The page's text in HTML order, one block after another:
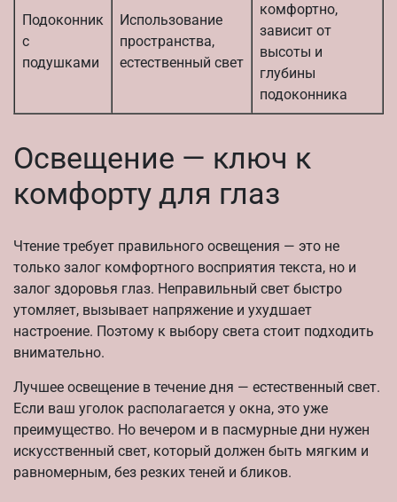
Подоконник
с
подушками
Использование
пространства,
естественный свет
комфортно,
зависит от
высоты и
глубины
подоконника
Освещение — ключ к
комфорту для глаз
Чтение требует правильного освещения — это не
только залог комфортного восприятия текста, но и
залог здоровья глаз. Неправильный свет быстро
утомляет, вызывает напряжение и ухудшает
настроение. Поэтому к выбору света стоит подходить
внимательно.
Лучшее освещение в течение дня — естественный свет.
Если ваш уголок располагается у окна, это уже
преимущество. Но вечером и в пасмурные дни нужен
искусственный свет, который должен быть мягким и
равномерным, без резких теней и бликов.